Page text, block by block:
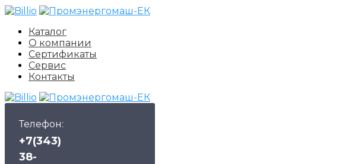
Каталог
О компании
Сертификаты
Сервис
Контакты
Телефон:
+7(343)
38-